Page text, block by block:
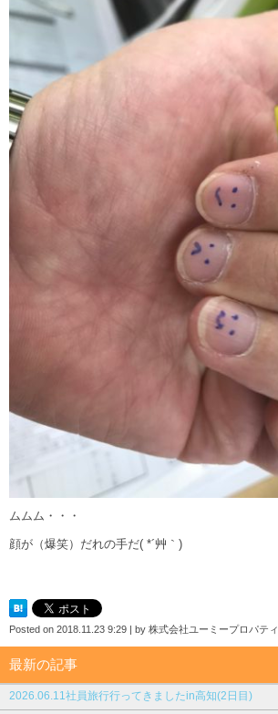
ムムム・・・
顔が（爆笑）だれの手だ( *´艸｀)
Posted on 2018.11.23 9:29 | by 株式会社ユーミープロパティ
最新の記事
2026.06.11社員旅行行ってきましたin高知(2日目)